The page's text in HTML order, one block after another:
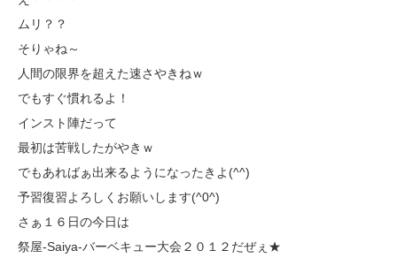
ムリ？？
そりゃね～
人間の限界を超えた速さやきねｗ
でもすぐ慣れるよ！
インスト陣だって
最初は苦戦したがやきｗ
でもあればぁ出来るようになったきよ(^^)
予習復習よろしくお願いします(^0^)
さぁ１６日の今日は
祭屋-Saiya-バーベキュー大会２０１２だぜぇ★